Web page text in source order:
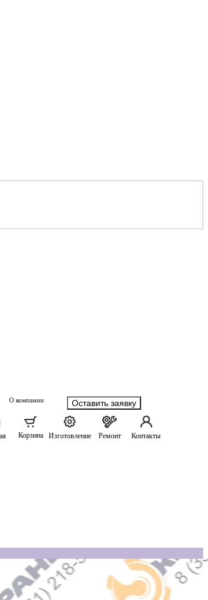
О компании Оставить заявку
Корзина Изготовление Ремонт Контакты